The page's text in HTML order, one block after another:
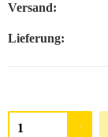
Versand:
Lieferung:
Menge auswählen